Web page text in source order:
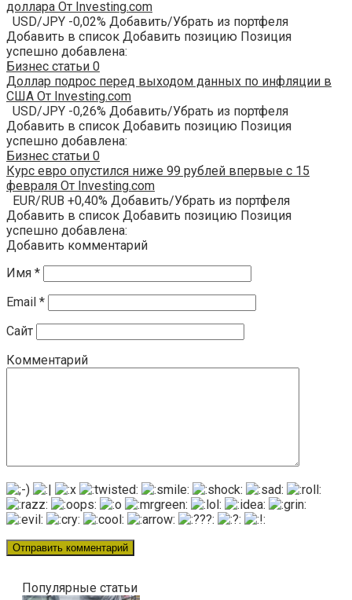
доллара От Investing.com
USD/JPY -0,02% Добавить/Убрать из портфеля
Добавить в список Добавить позицию Позиция
успешно добавлена:
Бизнес статьи 0
Доллар подрос перед выходом данных по инфляции в
США От Investing.com
USD/JPY -0,26% Добавить/Убрать из портфеля
Добавить в список Добавить позицию Позиция
успешно добавлена:
Бизнес статьи 0
Курс евро опустился ниже 99 рублей впервые с 15
февраля От Investing.com
EUR/RUB +0,40% Добавить/Убрать из портфеля
Добавить в список Добавить позицию Позиция
успешно добавлена:
Добавить комментарий
Имя *
Email *
Сайт
Комментарий
Популярные статьи